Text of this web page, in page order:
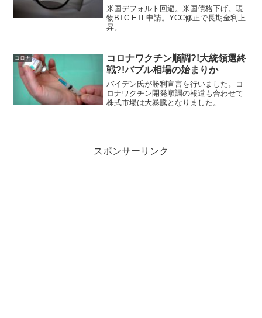
想通貨】【YCC修正】【インフ
レ】
米国デフォルト回避。米国債格下げ。現
物BTC ETF申請。YCC修正で長期金利上
昇。
コロナ
コロナワクチン順調?!大統領選終
戦?!バブル相場の始まりか
バイデン氏が勝利宣言を行いました。コ
ロナワクチン開発順調の報道も合わせて
株式市場は大暴騰となりました。
スポンサーリンク